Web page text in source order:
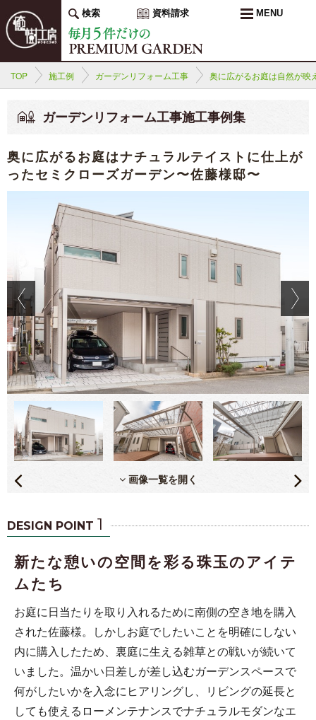
検索 資料請求 MENU
TOP 施工例 ガーデンリフォーム工事 奥に広がるお庭は自然が映
ガーデンリフォーム工事施工事例集
奥に広がるお庭はナチュラルテイストに仕上が
ったセミクローズガーデン〜佐藤様邸〜
画像一覧を開く
DESIGN POINT 1
新たな憩いの空間を彩る珠玉のアイテ
ムたち
お庭に日当たりを取り入れるために南側の空き地を購入
された佐藤様。しかしお庭でしたいことを明確にしない
内に購入したため、裏庭に生える雑草との戦いが続いて
いました。温かい日差しが差し込むガーデンスペースで
何がしたいかを入念にヒアリングし、リビングの延長と
しても使えるローメンテナンスでナチュラルモダンなエ